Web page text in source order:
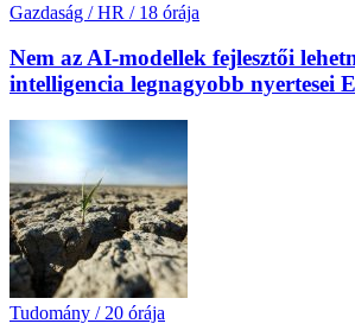
Gazdaság / HR / 18 órája
Nem az AI-modellek fejlesztői
intelligencia legnagyobb nyertesei
Tudomány / 20 órája